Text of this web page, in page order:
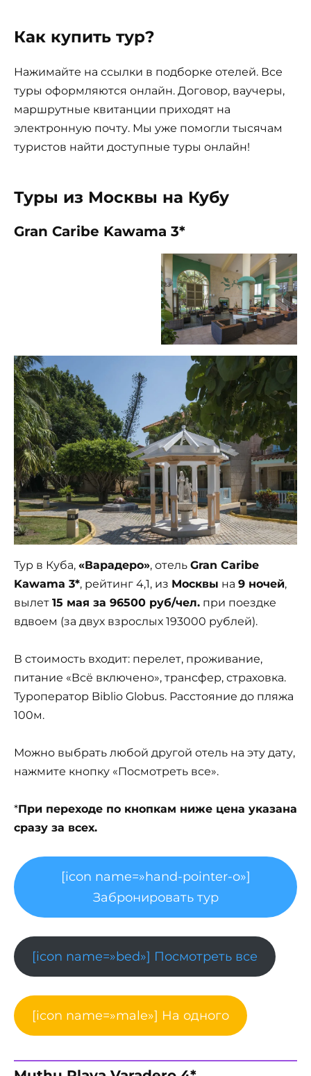
Как купить тур?
Нажимайте на ссылки в подборке отелей. Все
туры оформляются онлайн. Договор, ваучеры,
маршрутные квитанции приходят на
электронную почту. Мы уже помогли тысячам
туристов найти доступные туры онлайн!
Туры из Москвы на Кубу
Gran Caribe Kawama 3*
Тур в Куба, «Варадеро», отель Gran Caribe
Kawama 3*, рейтинг 4,1, из Москвы на 9 ночей,
вылет 15 мая за 96500 руб/чел. при поездке
вдвоем (за двух взрослых 193000 рублей).
В стоимость входит: перелет, проживание,
питание «Всё включено», трансфер, страховка.
Туроператор Biblio Globus. Расстояние до пляжа
100м.
Можно выбрать любой другой отель на эту дату,
нажмите кнопку «Посмотреть все».
*При переходе по кнопкам ниже цена указана
сразу за всех.
[icon name=»hand-pointer-o»]
Забронировать тур
[icon name=»bed»] Посмотреть все
[icon name=»male»] На одного